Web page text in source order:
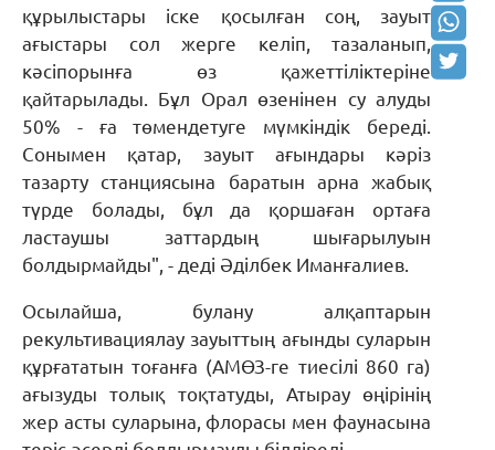
құрылыстары іске қосылған соң, зауыт
ағыстары сол жерге келіп, тазаланып,
кәсіпорынға өз қажеттіліктеріне
қайтарылады. Бұл Орал өзенінен су алуды
50% - ға төмендетуге мүмкіндік береді.
Сонымен қатар, зауыт ағындары кәріз
тазарту станциясына баратын арна жабық
түрде болады, бұл да қоршаған ортаға
ластаушы заттардың шығарылуын
болдырмайды", - деді Әділбек Иманғалиев.
Осылайша, булану алқаптарын
рекультивациялау зауыттың ағынды суларын
құрғататын тоғанға (АМӨЗ-ге тиесілі 860 га)
ағызуды толық тоқтатуды, Атырау өңірінің
жер асты суларына, флорасы мен фаунасына